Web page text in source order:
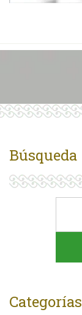
Búsqueda
Categorías